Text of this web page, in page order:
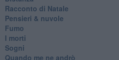
Racconto di Natale
Pensieri & nuvole
Fumo
I morti
Sogni
Quando me ne andrò